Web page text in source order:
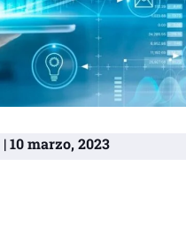
| 10 marzo, 2023